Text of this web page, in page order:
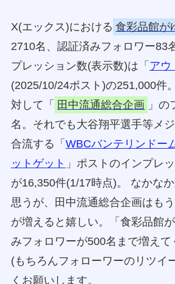
X(エックス)における 食彩品館が
2710名、認証済みフォロワー83
プレッション数(表示数)は「 アウ
(2025/10/24ポスト)の251,000件。
対して「
田中流通総合企画 」の
名。それでも大谷翔平選手等メ
合流する「 WBCバンテリンドー
ットゲット 」ポストのインプレ
が16,350件(1/17時点)。 なかな
思うが、田中流通総合企画はも
が増えると嬉しい。「食彩品館
みフォロワーが500名まで増えて
(もちろんフォローワーのリツイ
くお願いします。